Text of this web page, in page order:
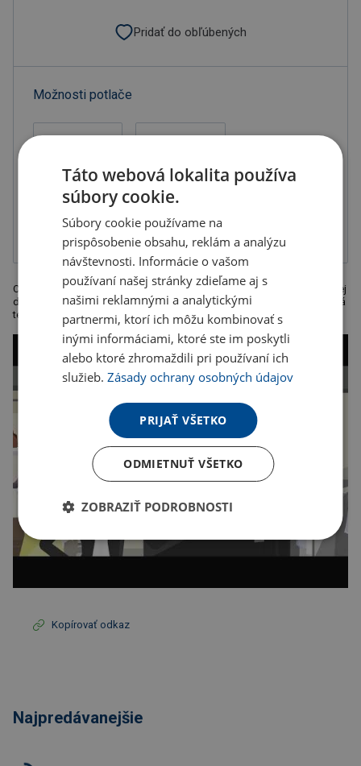
Pridať do obľúbených
Možnosti potlače
Gravír
Tampónová tlač
2-zložková
sáčku
Chrómované guľôčkové pero značky Mark Twain dodávané v elegantnej
darčekovej krabičke. Modrá náplň.Rozměr: 14,4 x o 1,1 cm. Odporúčaná
technológia tlače: Laser L1
Kopírovať odkaz
Najpredávanejšie
Táto webová lokalita používa
súbory cookie.
Súbory cookie používame na
prispôsobenie obsahu, reklám a analýzu
návštevnosti. Informácie o vašom
používaní našej stránky zdieľame aj s
našimi reklamnými a analytickými
partnermi, ktorí ich môžu kombinovať s
inými informáciami, ktoré ste im poskytli
alebo ktoré zhromaždili pri používaní ich
služieb.Zásady ochrany osobných údajov
PRIJAŤ VŠETKO
ODMIETNUŤ VŠETKO
ZOBRAZIŤ PODROBNOSTI